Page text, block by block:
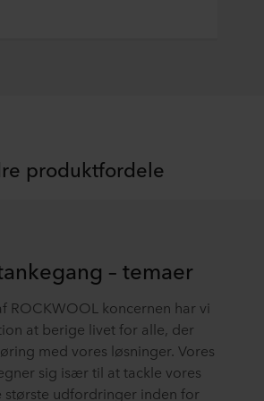
på cookie-ikonet nederst på
produktfordele
– temaer
ROCKWOOL koncernen har vi
at berige livet for alle, der
med vores løsninger. Vores
sig især til at tackle vores
udfordringer inden for